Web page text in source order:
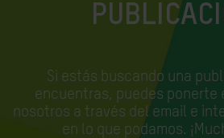
Si estás buscando una
encuentras, puedes ponerte
nosotros a través del email e
en lo que podamos.